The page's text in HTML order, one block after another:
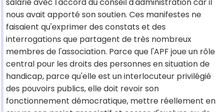
nous avait apporté son soutien. Ces manifestes ne
faisaient qu'exprimer des constats et des
interrogations que partagent de très nombreux
membres de l'association. Parce que l'APF joue un rôle
central pour les droits des personnes en situation de
handicap, parce qu'elle est un interlocuteur privilégié
des pouvoirs publics, elle doit revoir son
fonctionnement démocratique, mettre réellement en